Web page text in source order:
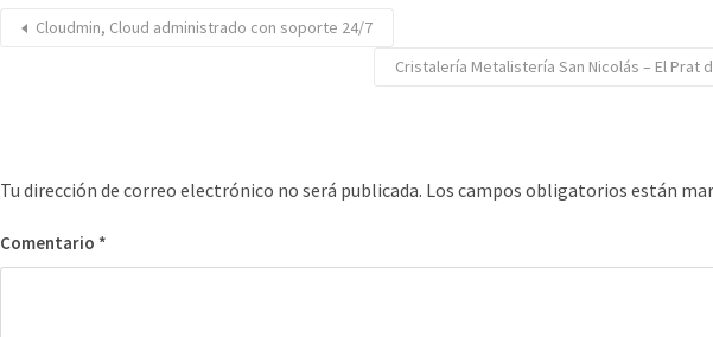
Cloudmin, Cloud administrado con soporte 24/7
Cristalería Metalistería San Nicolás – El Prat
Tu dirección de correo electrónico no será publicada. Los campos obligatorios están
Comentario *